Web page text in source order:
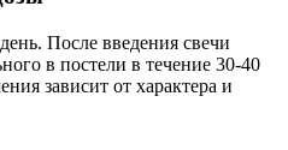
После введения свечи
в постели в течение 30-40
зависит от характера и